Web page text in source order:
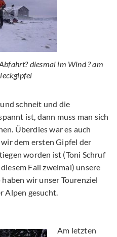
diesmal im Wind ? am
schneit und die
ist, dann muss man sich
Überdies war es auch
dem ersten Gipfel der
worden ist (Toni Schruf
Fall zweimal) unsere
wir unser Tourenziel
Alpen gesucht.
Am letzten